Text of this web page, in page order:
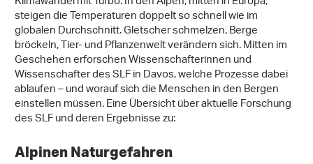
steigen die Temperaturen doppelt so schnell wie im
globalen Durchschnitt. Gletscher schmelzen, Berge
bröckeln, Tier- und Pflanzenwelt verändern sich. Mitten im
Geschehen erforschen Wissenschafterinnen und
Wissenschafter des SLF in Davos, welche Prozesse dabei
ablaufen – und worauf sich die Menschen in den Bergen
einstellen müssen. Eine Übersicht über aktuelle Forschung
des SLF und deren Ergebnisse zu:
Alpinen Naturgefahren